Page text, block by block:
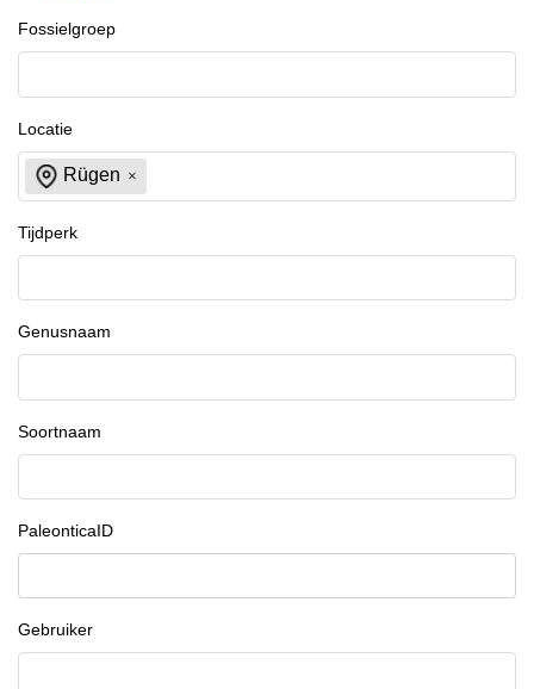
Fossielgroep
Locatie
Rügen
Tijdperk
Genusnaam
Soortnaam
PaleonticaID
Gebruiker